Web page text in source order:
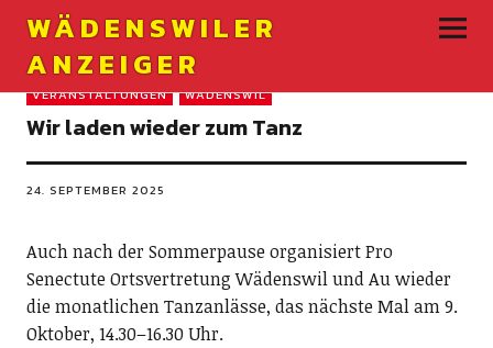
WÄDENSWILER
ANZEIGER
VERANSTALTUNGEN WÄDENSWIL
Wir laden wieder zum Tanz
24. SEPTEMBER 2025
Auch nach der Sommerpause organisiert Pro
Senectute Ortsvertretung Wädenswil und Au wieder
die monatlichen Tanzanlässe, das nächste Mal am 9.
Oktober, 14.30–16.30 Uhr.